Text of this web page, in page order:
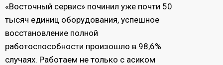
«Восточный сервис» починил уже почти 50
тысяч единиц оборудования, успешное
восстановление полной
работоспособности произошло в 98,6%
случаях. Работаем не только с асиком